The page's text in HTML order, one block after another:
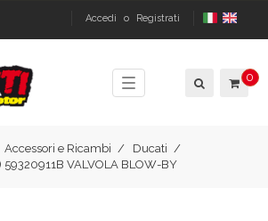
Accedi o Registrati
Toggle
navigation
0
Accessori e Ricambi
Ducati
59320911B VALVOLA BLOW-BY